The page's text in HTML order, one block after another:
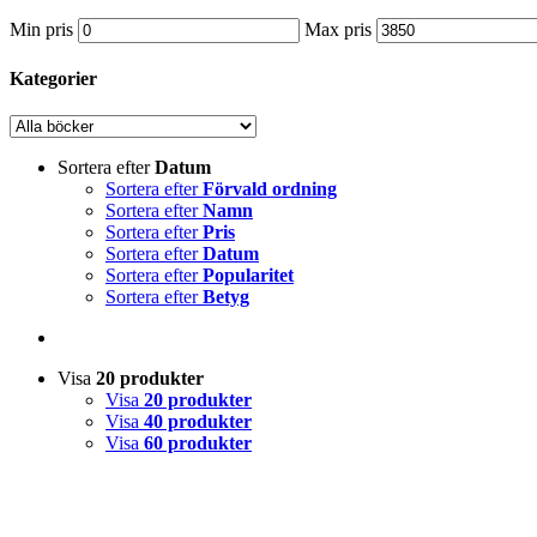
Min pris Max pris
Kategorier
Sortera efterDatum
Sortera efterFörvald ordning
Sortera efterNamn
Sortera efterPris
Sortera efterDatum
Sortera efterPopularitet
Sortera efterBetyg
Visa 20 produkter
Visa 20 produkter
Visa 40 produkter
Visa 60 produkter